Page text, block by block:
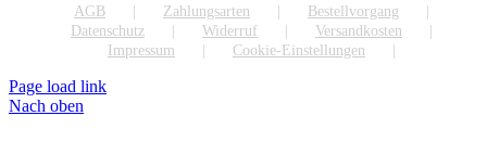
AGB Zahlungsarten
Bestellvorgang
Datenschutz
Widerruf
Versandkosten
Impressum
Cookie-Einstellungen
Page load link
Nach oben